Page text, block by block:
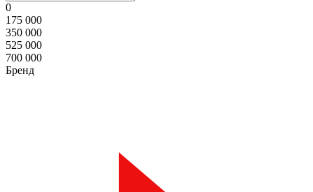
0
175 000
350 000
525 000
700 000
Бренд